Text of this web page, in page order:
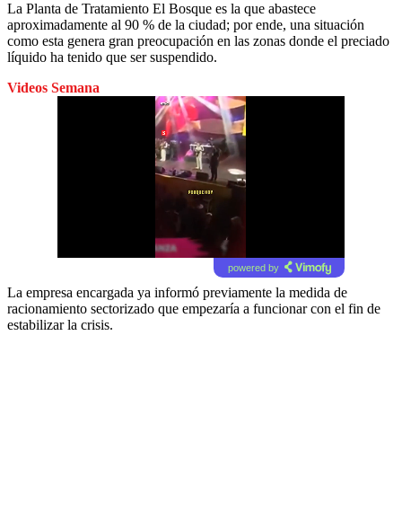
La Planta de Tratamiento El Bosque es la que abastece
aproximadamente al 90 % de la ciudad; por ende, una situación
como esta genera gran preocupación en las zonas donde el preciado
líquido ha tenido que ser suspendido.
Videos Semana
powered by
La empresa encargada ya informó previamente la medida de
racionamiento sectorizado que empezaría a funcionar con el fin de
estabilizar la crisis.